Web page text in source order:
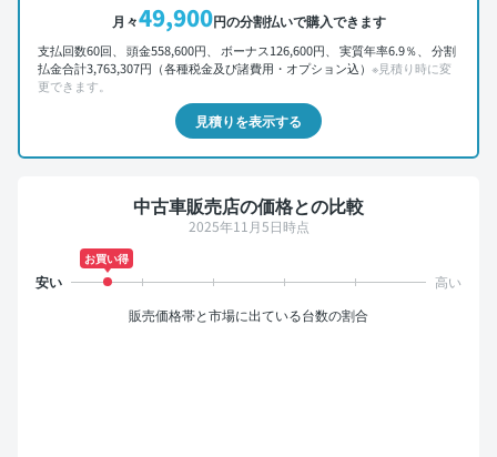
月々49,900円の分割払いで購入できます
支払回数60回、 頭金558,600円、 ボーナス126,600円、 実質年率6.9％、 分割
払金合計3,763,307円（各種税金及び諸費用・オプション込） ※見積り時に変
更できます。
見積りを表示する
中古車販売店の価格との比較
2025年11月5日時点
お買い得
販売価格帯と市場に出ている台数の割合